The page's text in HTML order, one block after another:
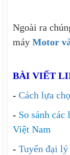
Ngoài ra
máyMotor
BÀI VIẾT
-Cách lựa
- So sánh
Việt Nam
-Tuyển đại